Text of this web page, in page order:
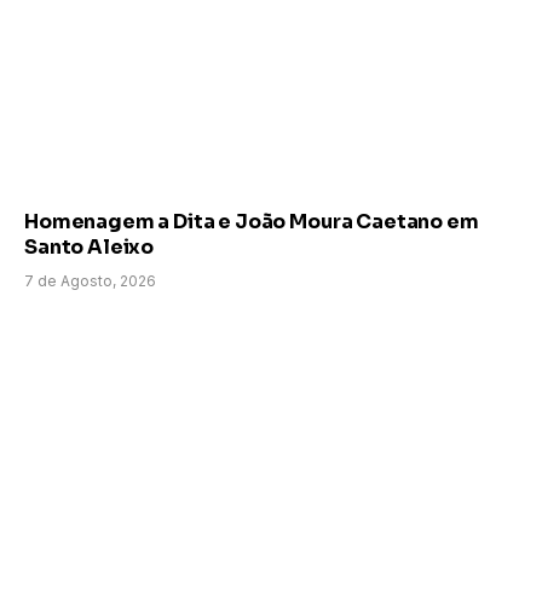
Homenagem a Dita e João Moura Caetano em
Santo Aleixo
7 de Agosto, 2026